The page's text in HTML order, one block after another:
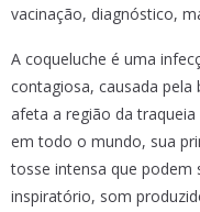
vacinação, diagnóstico,
A coqueluche é uma
contagiosa, causada
afeta a região da
em todo o mundo, sua
tosse intensa que podem
inspiratório, som